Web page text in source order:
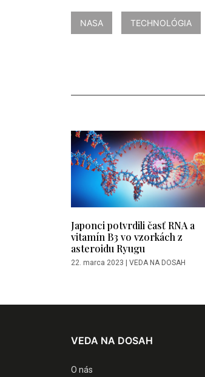
NASA TECHNOLÓGIA
Japonci potvrdili časť RNA a
vitamín B3 vo vzorkách z
asteroidu Ryugu
22. marca 2023 VEDA NA DOSAH
VEDA NA DOSAH
O nás